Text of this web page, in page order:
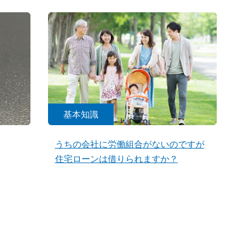
基本知識
うちの会社に労働組合がないのですが
住宅ローンは借りられますか？